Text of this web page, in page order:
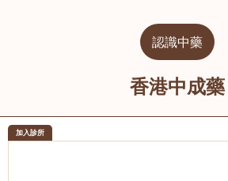
認識中藥
香港中成藥
加入診所